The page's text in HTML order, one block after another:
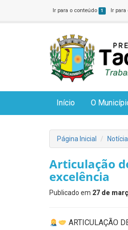
Ir para o conteúdo 1 Ir
Início O
Página Inicial
Articulação
excelência
Publicado em 27 de
ARTICULAÇÃO